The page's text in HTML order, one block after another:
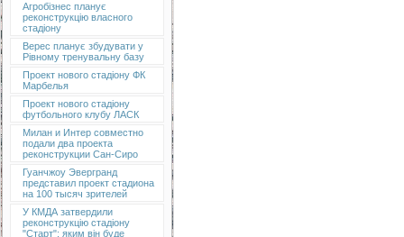
Агробізнес планує
реконструкцію власного
стадіону
Верес планує збудувати у
Рівному тренувальну базу
Проект нового стадіону ФК
Марбелья
Проект нового стадіону
футбольного клубу ЛАСК
Милан и Интер совместно
подали два проекта
реконструкции Сан-Сиро
Гуанчжоу Эвергранд
представил проект стадиона
на 100 тысяч зрителей
У КМДА затвердили
реконструкцію стадіону
"Старт": яким він буде